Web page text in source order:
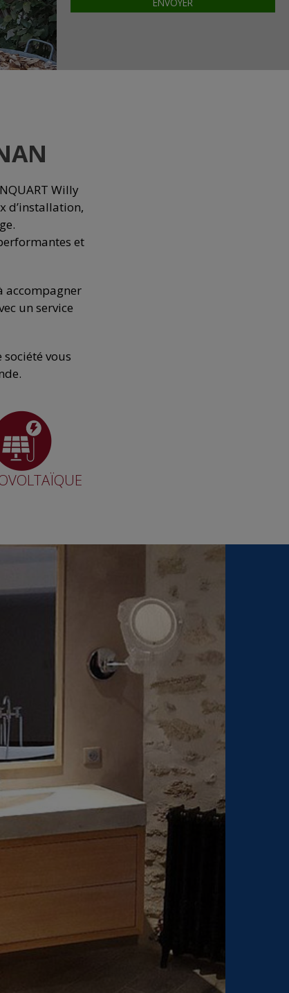
Willy
d’installation,
et
accompagner
un service
vous